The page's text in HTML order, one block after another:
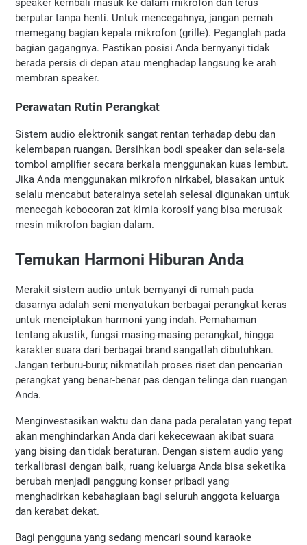
speaker kembali masuk ke dalam mikrofon dan terus
berputar tanpa henti. Untuk mencegahnya, jangan pernah
memegang bagian kepala mikrofon (grille). Peganglah pada
bagian gagangnya. Pastikan posisi Anda bernyanyi tidak
berada persis di depan atau menghadap langsung ke arah
membran speaker.
Perawatan Rutin Perangkat
Sistem audio elektronik sangat rentan terhadap debu dan
kelembapan ruangan. Bersihkan bodi speaker dan sela-sela
tombol amplifier secara berkala menggunakan kuas lembut.
Jika Anda menggunakan mikrofon nirkabel, biasakan untuk
selalu mencabut baterainya setelah selesai digunakan untuk
mencegah kebocoran zat kimia korosif yang bisa merusak
mesin mikrofon bagian dalam.
Temukan Harmoni Hiburan Anda
Merakit sistem audio untuk bernyanyi di rumah pada
dasarnya adalah seni menyatukan berbagai perangkat keras
untuk menciptakan harmoni yang indah. Pemahaman
tentang akustik, fungsi masing-masing perangkat, hingga
karakter suara dari berbagai brand sangatlah dibutuhkan.
Jangan terburu-buru; nikmatilah proses riset dan pencarian
perangkat yang benar-benar pas dengan telinga dan ruangan
Anda.
Menginvestasikan waktu dan dana pada peralatan yang tepat
akan menghindarkan Anda dari kekecewaan akibat suara
yang bising dan tidak beraturan. Dengan sistem audio yang
terkalibrasi dengan baik, ruang keluarga Anda bisa seketika
berubah menjadi panggung konser pribadi yang
menghadirkan kebahagiaan bagi seluruh anggota keluarga
dan kerabat dekat.
Bagi pengguna yang sedang mencari sound karaoke